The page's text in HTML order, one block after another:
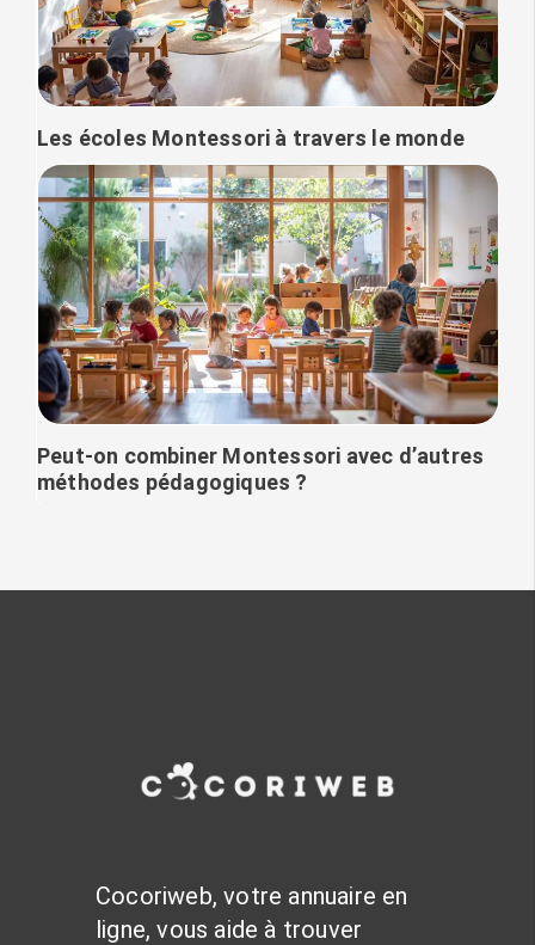
Les écoles Montessori à travers le monde
Peut-on combiner Montessori avec d’autres
méthodes pédagogiques ?
Cocoriweb, votre annuaire en
ligne, vous aide à trouver